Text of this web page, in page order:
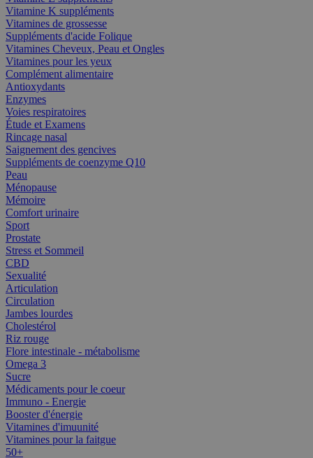
Vitamine K suppléments
Vitamines de grossesse
Suppléments d'acide Folique
Vitamines Cheveux, Peau et Ongles
Vitamines pour les yeux
Complément alimentaire
Antioxydants
Enzymes
Voies respiratoires
Étude et Examens
Rincage nasal
Saignement des gencives
Suppléments de coenzyme Q10
Peau
Ménopause
Mémoire
Comfort urinaire
Sport
Prostate
Stress et Sommeil
CBD
Sexualité
Articulation
Circulation
Jambes lourdes
Cholestérol
Riz rouge
Flore intestinale - métabolisme
Omega 3
Sucre
Médicaments pour le coeur
Immuno - Energie
Booster d'énergie
Vitamines d'imuunité
Vitamines pour la faitgue
50+